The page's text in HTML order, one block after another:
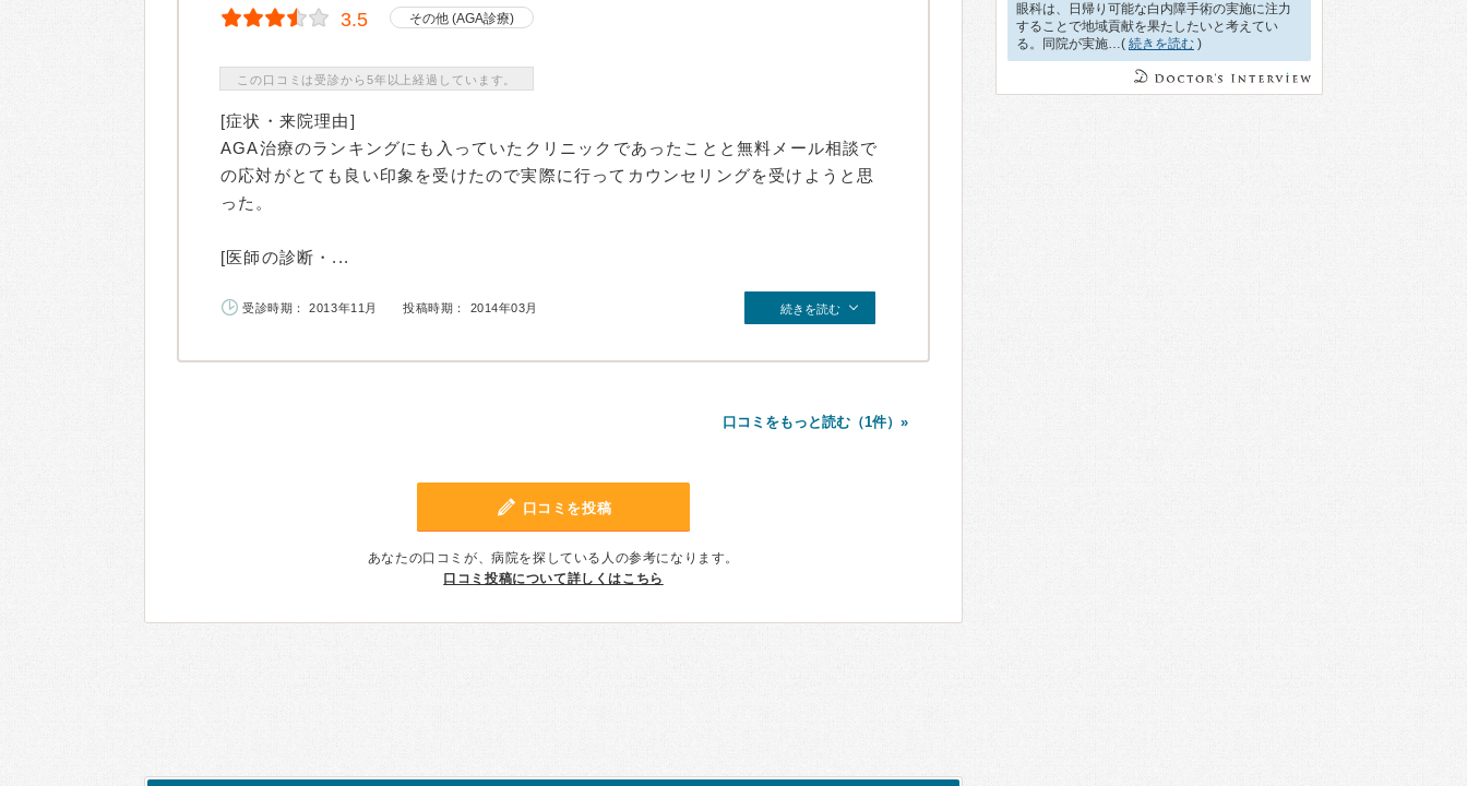
3.5 その他 (AGA診療)
この口コミは受診から5年以上経過しています。
[症状・来院理由]
AGA治療のランキングにも入っていたクリニックであったことと無料メール相談で
の応対がとても良い印象を受けたので実際に行ってカウンセリングを受けようと思
った。
[医師の診断・...
受診時期： 2013年11月 投稿時期： 2014年03月 続きを読む
口コミをもっと読む（1件）»
口コミを投稿
あなたの口コミが、病院を探している人の参考になります。
口コミ投稿について詳しくはこちら
眼科は、日帰り可能な白内障手術の実施に注力
することで地域貢献を果たしたいと考えてい
る。同院が実施…( 続きを読む )